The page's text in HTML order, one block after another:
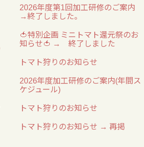
2026年度第1回加工研修のご案内
→終了しました。
🍅特別企画 ミニトマト還元祭のお
知らせ🍅 → 終了しました
トマト狩りのお知らせ
2026年度加工研修のご案内(年間ス
ケジュール)
トマト狩りのお知らせ
トマト狩りのお知らせ → 再掲